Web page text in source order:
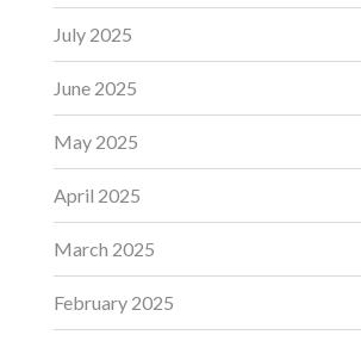
July 2025
June 2025
May 2025
April 2025
March 2025
February 2025